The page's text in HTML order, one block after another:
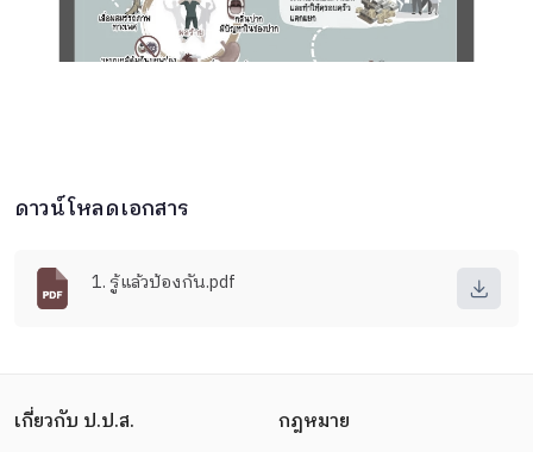
ดาวน์โหลดเอกสาร
1. รู้แล้วป้องกัน.pdf
เกี่ยวกับ ป.ป.ส. กฎหมาย